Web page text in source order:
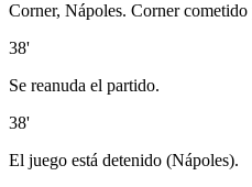
Corner, Nápoles. Corner
38'
Se reanuda el partido.
38'
El juego está detenido (Nápoles).